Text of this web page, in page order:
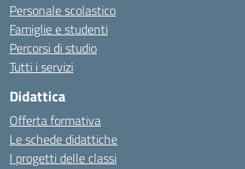
Personale scolastico
Famiglie e studenti
Percorsi di studio
Tutti i servizi
Didattica
Offerta formativa
Le schede didattiche
I progetti delle classi